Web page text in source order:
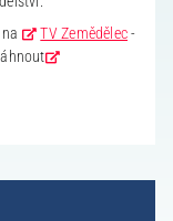
TV Zemědělec-